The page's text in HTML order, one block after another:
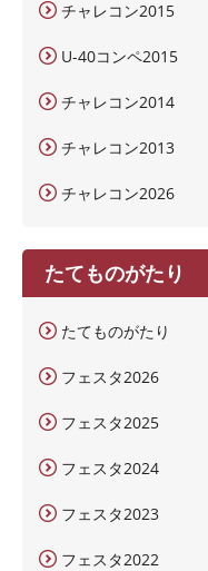
チャレコン2015
U-40コンペ2015
チャレコン2014
チャレコン2013
チャレコン2026
たてものがたり
たてものがたり
フェスタ2026
フェスタ2025
フェスタ2024
フェスタ2023
フェスタ2022